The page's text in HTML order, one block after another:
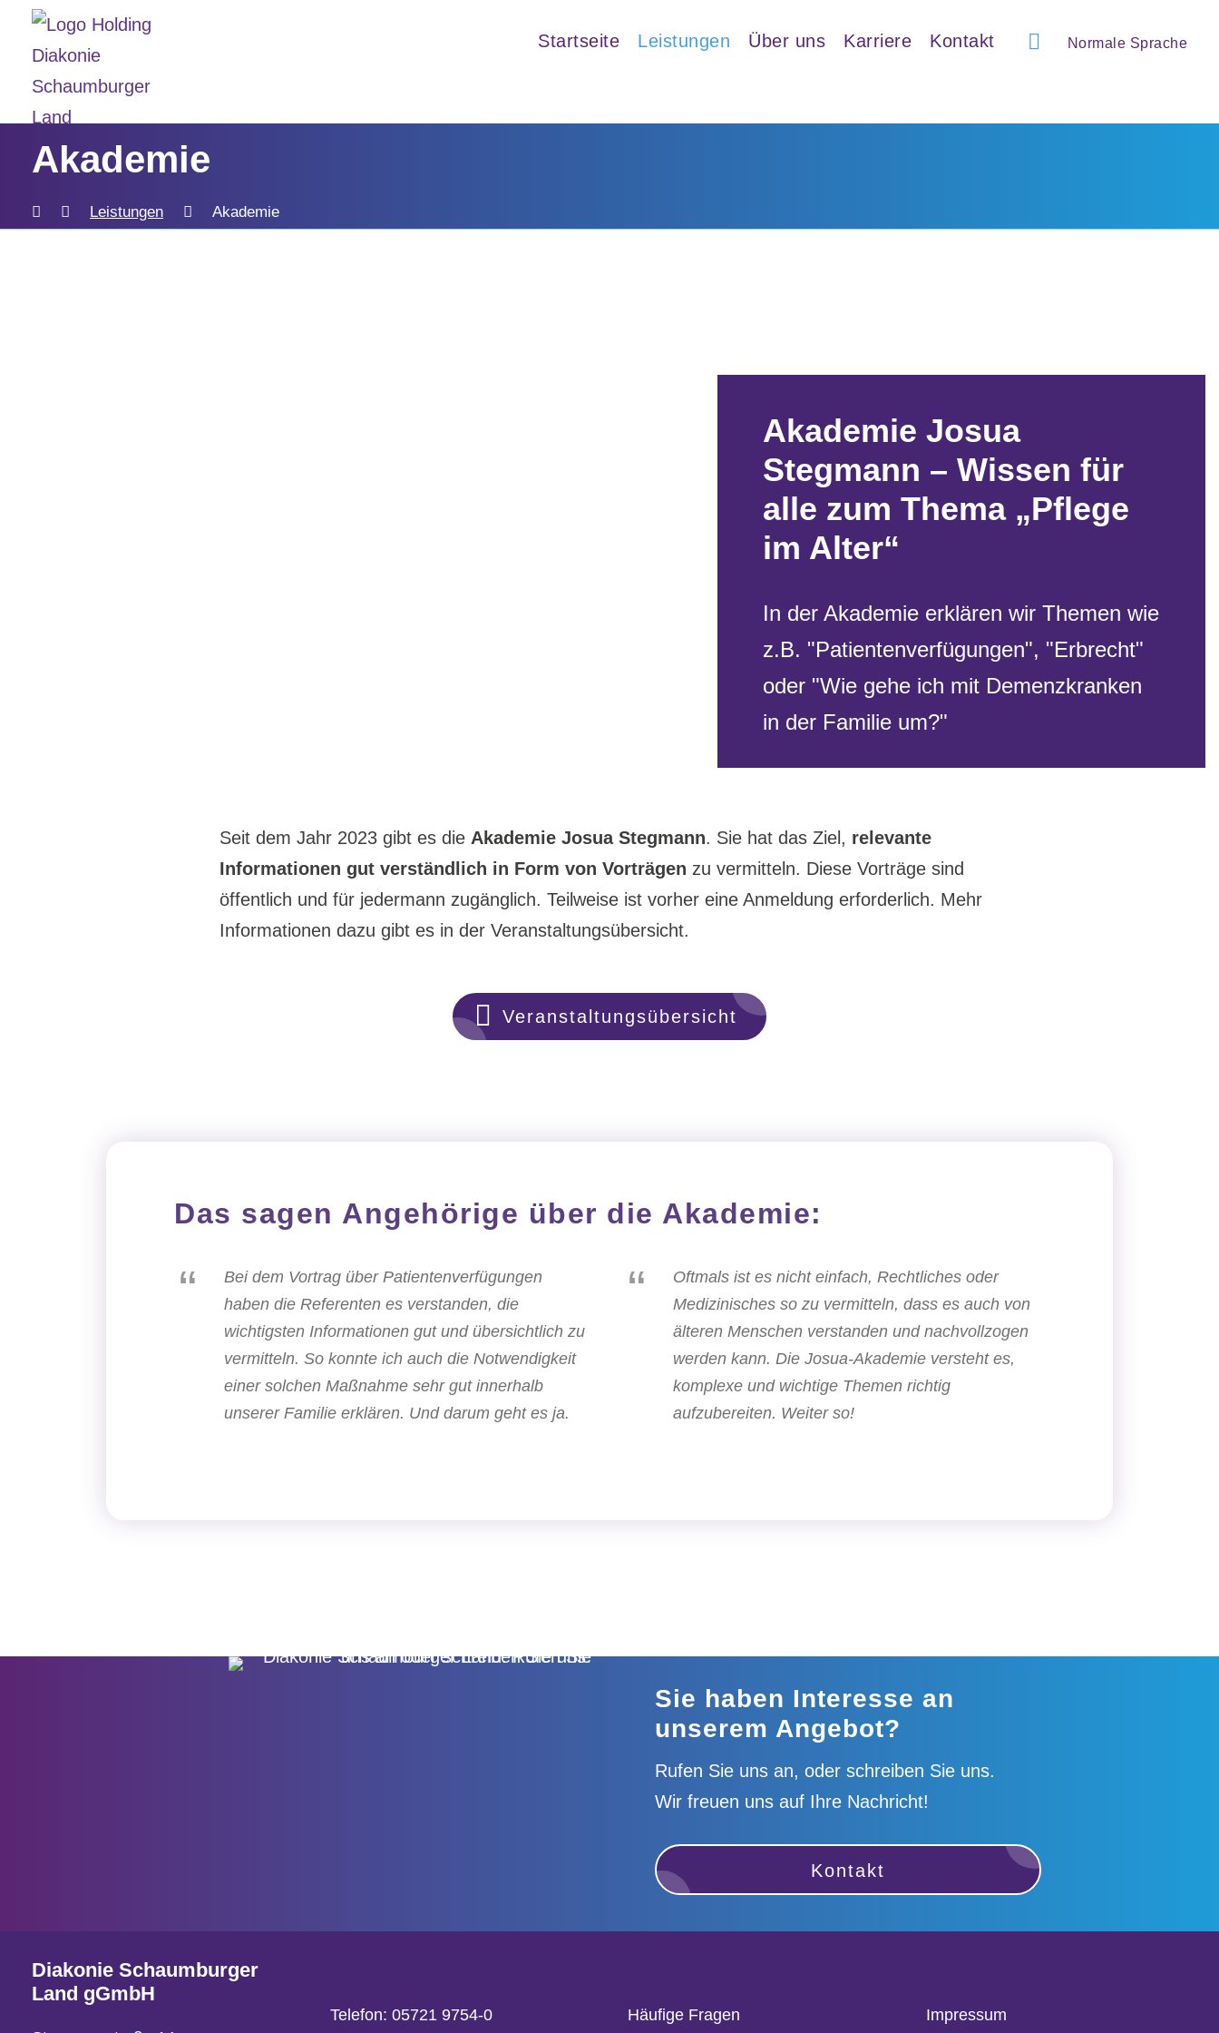
Startseite Leistungen Über uns Karriere Kontakt Normale Sprache
Akademie
Leistungen Akademie
Akademie Josua
Stegmann – Wissen für
alle zum Thema „Pflege
im Alter“
In der Akademie erklären wir Themen wie
z.B. "Patientenverfügungen", "Erbrecht"
oder "Wie gehe ich mit Demenzkranken
in der Familie um?"
Seit dem Jahr 2023 gibt es die Akademie Josua Stegmann. Sie hat das Ziel, relevante
Informationen gut verständlich in Form von Vorträgen zu vermitteln. Diese Vorträge sind
öffentlich und für jedermann zugänglich. Teilweise ist vorher eine Anmeldung erforderlich. Mehr
Informationen dazu gibt es in der Veranstaltungsübersicht.
Veranstaltungsübersicht
Das sagen Angehörige über die Akademie:
“
Bei dem Vortrag über Patientenverfügungen
haben die Referenten es verstanden, die
wichtigsten Informationen gut und übersichtlich zu
vermitteln. So konnte ich auch die Notwendigkeit
einer solchen Maßnahme sehr gut innerhalb
unserer Familie erklären. Und darum geht es ja.
“
Oftmals ist es nicht einfach, Rechtliches oder
Medizinisches so zu vermitteln, dass es auch von
älteren Menschen verstanden und nachvollzogen
werden kann. Die Josua-Akademie versteht es,
komplexe und wichtige Themen richtig
aufzubereiten. Weiter so!
Sie haben Interesse an
unserem Angebot?
Rufen Sie uns an, oder schreiben Sie uns.
Wir freuen uns auf Ihre Nachricht!
Kontakt
Diakonie Schaumburger
Land gGmbH
Telefon: 05721 9754-0
Häufige Fragen Impressum